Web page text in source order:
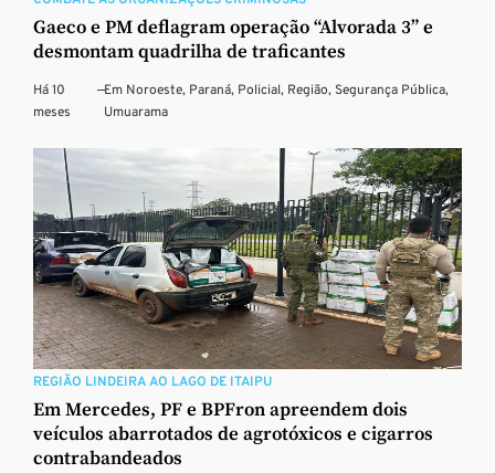
Gaeco e PM deflagram operação “Alvorada 3” e
desmontam quadrilha de traficantes
Há 10
meses
—Em Noroeste, Paraná, Policial, Região, Segurança Pública,
Umuarama
REGIÃO LINDEIRA AO LAGO DE ITAIPU
Em Mercedes, PF e BPFron apreendem dois
veículos abarrotados de agrotóxicos e cigarros
contrabandeados